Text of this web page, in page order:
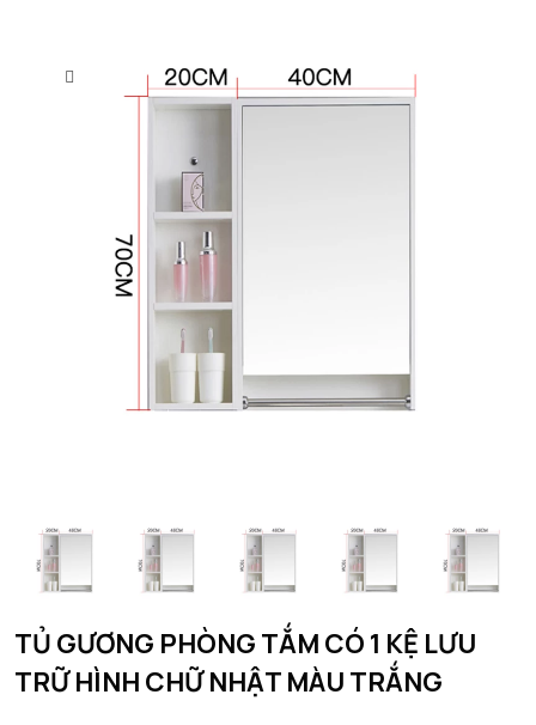
TỦ GƯƠNG PHÒNG TẮM CÓ 1 KỆ LƯU
TRỮ HÌNH CHỮ NHẬT MÀU TRẮNG